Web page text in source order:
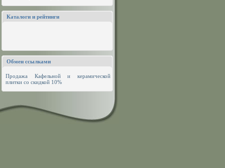
Каталоги и рейтинги
Обмен ссылками
Продажа Кафельной и керамической
плитки со скидкой 10%